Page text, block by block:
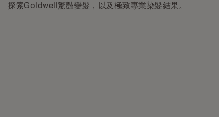
探索Goldwell驚豔變髮，以及極致專業染髮結果。